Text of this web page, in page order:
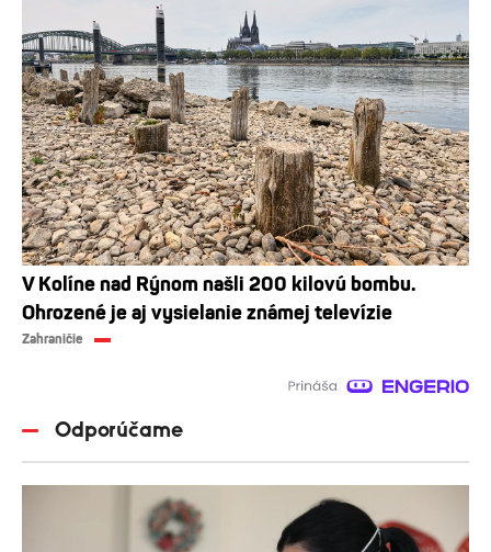
V Kolíne nad Rýnom našli 200 kilovú bombu.
Ohrozené je aj vysielanie známej televízie
Zahraničie
Odporúčame